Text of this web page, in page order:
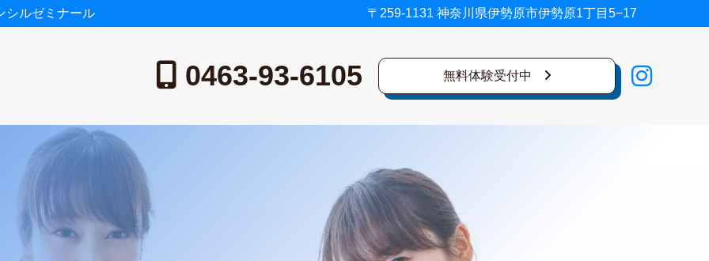
シルゼミナール 〒259-1131 神奈川県伊勢原市伊勢原1丁目5−17
0463-93-6105 無料体験受付中